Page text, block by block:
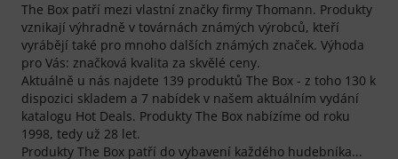
The Box patří mezi vlastní značky firmy Thomann. Produkty
vznikají výhradně v továrnách známých výrobců, kteří
vyrábějí také pro mnoho dalších známých značek. Výhoda
pro Vás: značková kvalita za skvělé ceny.
Aktuálně u nás najdete 139 produktů The Box - z toho 130 k
dispozici skladem a 7 nabídek v našem aktuálním vydání
katalogu Hot Deals. Produkty The Box nabízíme od roku
1998, tedy už 28 let.
Produkty The Box patří do vybavení každého hudebníka...